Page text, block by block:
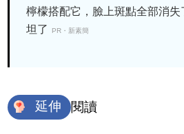
檸檬搭配它，臉上斑點全部消
坦了
PR・新素簡
延伸 閱讀